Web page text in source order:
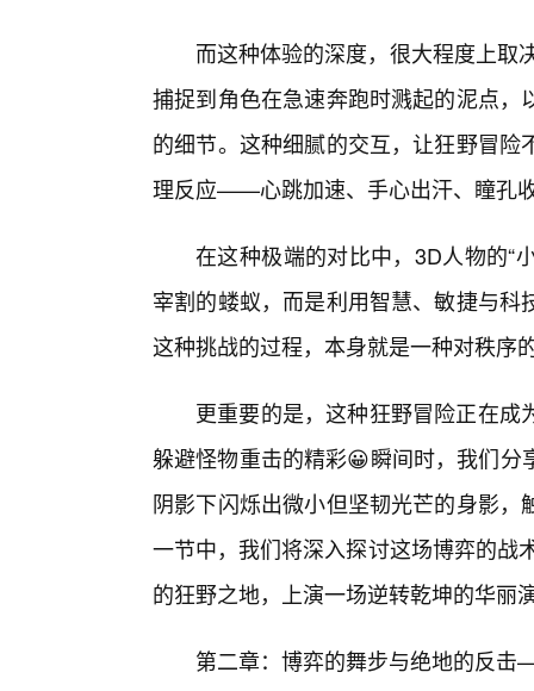
而这种体验的深度，很大程度上取
捕捉到角色在急速奔跑时溅起的泥点
的细节。这种细腻的交互，让狂野冒
理反应——心跳加速、手心出汗、瞳孔
在这种极端的对比中，3D人物的“
宰割的蝼蚁，而是利用智慧、敏捷与
这种挑战的过程，本身就是一种对秩序
更重要的是，这种狂野冒险正在
躲避怪物重击的精彩😀瞬间时，我们
阴影下闪烁出微小但坚韧光芒的身影
一节中，我们将深入探讨这场博弈的战
的狂野之地，上演一场逆转乾坤的华丽
第二章：博弈的舞步与绝地的反